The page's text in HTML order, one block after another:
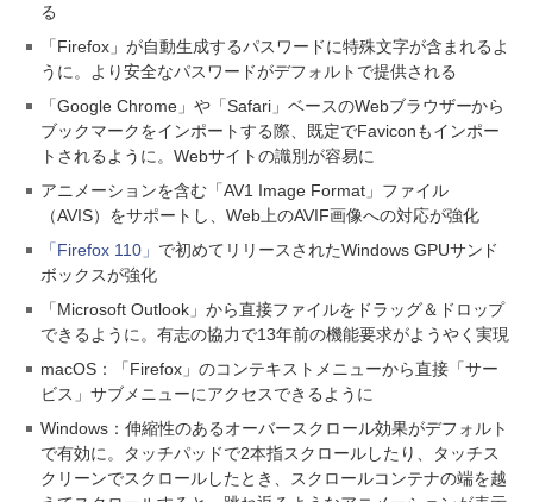
る
「Firefox」が自動生成するパスワードに特殊文字が含まれるよ
うに。より安全なパスワードがデフォルトで提供される
「Google Chrome」や「Safari」ベースのWebブラウザーから
ブックマークをインポートする際、既定でFaviconもインポー
トされるように。Webサイトの識別が容易に
アニメーションを含む「AV1 Image Format」ファイル
（AVIS）をサポートし、Web上のAVIF画像への対応が強化
「Firefox 110」 で初めてリリースされたWindows GPUサンド
ボックスが強化
「Microsoft Outlook」から直接ファイルをドラッグ＆ドロップ
できるように。有志の協力で13年前の機能要求がようやく実現
macOS：「Firefox」のコンテキストメニューから直接「サー
ビス」サブメニューにアクセスできるように
Windows：伸縮性のあるオーバースクロール効果がデフォルト
で有効に。タッチパッドで2本指スクロールしたり、タッチス
クリーンでスクロールしたとき、スクロールコンテナの端を越